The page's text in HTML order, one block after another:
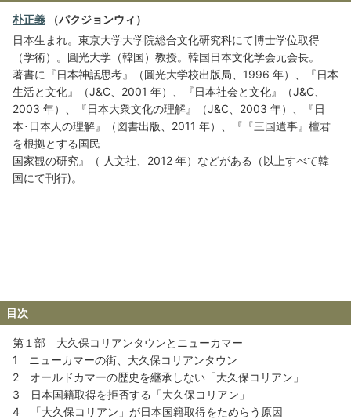
朴正義 （パクジョンウィ）
日本生まれ。東京大学大学院総合文化研究科にて博士学位取得
（学術）。圓光大学（韓国）教授。韓国日本文化学会元会長。
著書に『日本神話思考』（圓光大学校出版局、1996 年）、『日本
生活と文化』（J&C、2001 年）、『日本社会と文化』（J&C、
2003 年）、『日本大衆文化の理解』（J&C、2003 年）、『日
本･日本人の理解』（図書出版、2011 年）、『『三国遺事』檀君
を根拠とする国民
国家観の研究』（ 人文社、2012 年）などがある（以上すべて韓
国にて刊行)。
目次
第１部 大久保コリアンタウンとニューカマー
1 ニューカマーの街、大久保コリアンタウン
2 オールドカマーの歴史を継承しない「大久保コリアン」
3 日本国籍取得を拒否する「大久保コリアン」
4 「大久保コリアン」が日本国籍取得をためらう原因